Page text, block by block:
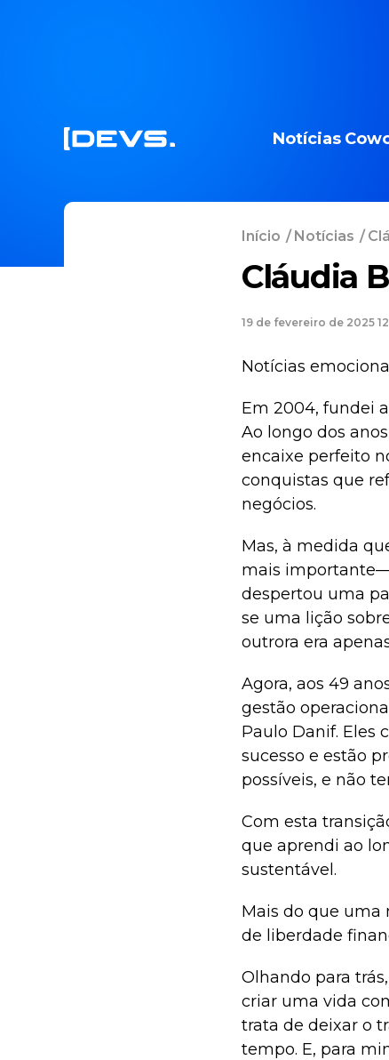
Notícias
Início /Notícias /
Cláudia
19 de fevereiro de 2025
Notícias
Em 2004, fundei
Ao longo dos
encaixe perfeito
conquistas que
negócios.
Mas, à medida
mais
despertou uma
se uma lição
outrora era
Agora, aos 49
gestão
Paulo Danif. Eles
sucesso e estão
possíveis, e não
Com esta
que aprendi ao
sustentável.
Mais do que uma
de liberdade
Olhando para
criar uma vida
trata de deixar o
tempo. E, para